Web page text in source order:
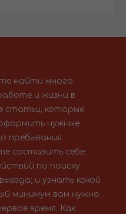
найти много
и жизни в
статьи, которые
нужные
пребывания
составить себе
по поиску
и узнать какой
минимум вам нужно
время. Как